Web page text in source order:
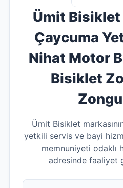
Ümit
Çaycuma
Nihat Motor
Bisiklet
Ümit Bisiklet
yetkili servis ve bayi
memnuniyeti odaklı
adresinde faaliyet